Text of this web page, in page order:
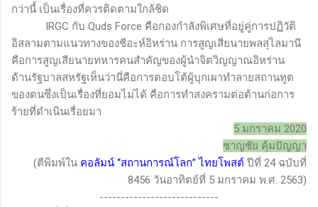
กว่านี้ เป็นเรื่องที่ควรติดตามใกล้ชิด
IRGC กับ Quds Force คือกองกำลังพิเศษที่อยู่คู่การปฏิวัติ
อิสลามตามแนวทางของชีอะห์อิหร่าน การสูญเสียนายพลสุไลมานี
คือการสูญเสียนายทหารคนสำคัญของผู้นำจิตวิญญาณอิหร่าน
ด้านรัฐบาลสหรัฐเห็นว่านี่คือการตอบโต้ผู้บุกเผาทำลายสถานทูต
ของตนซึ่งเป็นเรื่องที่ยอมไม่ได้ คือการทำสงครามต่อต้านก่อการ
ร้ายที่ดำเนินเรื่อยมา
5 มกราคม 2020
ชาญชัย คุ้มปัญญา
(ตีพิมพ์ใน คอลัมน์ “สถานการณ์โลก”ไทยโพสต์ ปีที่ 24 ฉบับที่
8456 วันอาทิตย์ที่ 5 มกราคม พ.ศ. 2563)
----------------------------